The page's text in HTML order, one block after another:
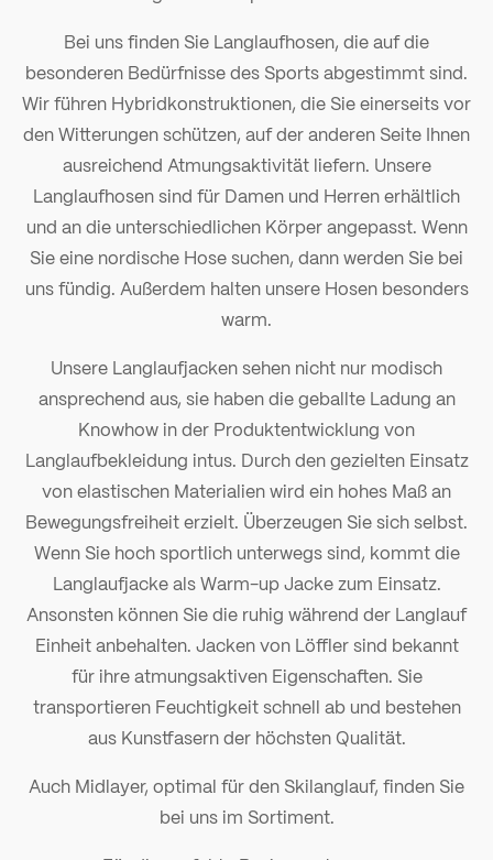
Bei uns finden Sie Langlaufhosen, die auf die
besonderen Bedürfnisse des Sports abgestimmt sind.
Wir führen Hybridkonstruktionen, die Sie einerseits vor
den Witterungen schützen, auf der anderen Seite Ihnen
ausreichend Atmungsaktivität liefern. Unsere
Langlaufhosen sind für Damen und Herren erhältlich
und an die unterschiedlichen Körper angepasst. Wenn
Sie eine nordische Hose suchen, dann werden Sie bei
uns fündig. Außerdem halten unsere Hosen besonders
warm.
Unsere Langlaufjackensehen nicht nur modisch
ansprechend aus, sie haben die geballte Ladung an
Knowhow in der Produktentwicklung von
Langlaufbekleidung intus. Durch den gezielten Einsatz
von elastischen Materialien wird ein hohes Maß an
Bewegungsfreiheit erzielt. Überzeugen Sie sich selbst.
Wenn Sie hoch sportlich unterwegs sind, kommt die
Langlaufjacke als Warm-up Jacke zum Einsatz.
Ansonsten können Sie die ruhig während der Langlauf
Einheit anbehalten. Jacken von Löffler sind bekannt
für ihre atmungsaktiven Eigenschaften. Sie
transportieren Feuchtigkeit schnell ab und bestehen
aus Kunstfasern der höchsten Qualität.
Auch Midlayer, optimal für den Skilanglauf, finden Sie
bei uns im Sortiment.